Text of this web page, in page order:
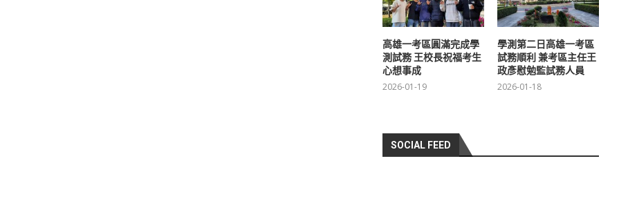
高雄一考區圓滿完成學
測試務 王校長祝福考生
心想事成
2026-01-19
學測第二日高雄一考區
試務順利 兼考區主任王
政彥慰勉監試務人員
2026-01-18
SOCIAL FEED